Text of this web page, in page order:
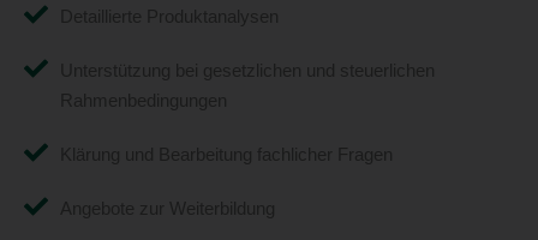
Detaillierte Produktanalysen
Unterstützung bei gesetzlichen und steuerlichen
Rahmenbedingungen
Klärung und Bearbeitung fachlicher Fragen
Angebote zur Weiterbildung